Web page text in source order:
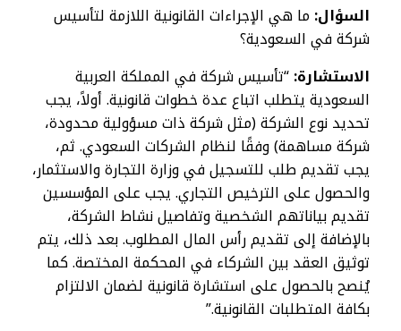
السؤال: ما هي الإجراءات القانونية اللازمة لتأسيس
شركة في السعودية؟
الاستشارة:“تأسيس شركة في المملكة العربية
السعودية يتطلب اتباع عدة خطوات قانونية. أولاً، يجب
تحديد نوع الشركة (مثل شركة ذات مسؤولية محدودة،
شركة مساهمة) وفقًا لنظام الشركات السعودي. ثم،
يجب تقديم طلب للتسجيل في وزارة التجارة والاستثمار،
والحصول على الترخيص التجاري. يجب على المؤسسين
تقديم بياناتهم الشخصية وتفاصيل نشاط الشركة،
بالإضافة إلى تقديم رأس المال المطلوب. بعد ذلك، يتم
توثيق العقد بين الشركاء في المحكمة المختصة. كما
يُنصح بالحصول على استشارة قانونية لضمان الالتزام
بكافة المتطلبات القانونية.”